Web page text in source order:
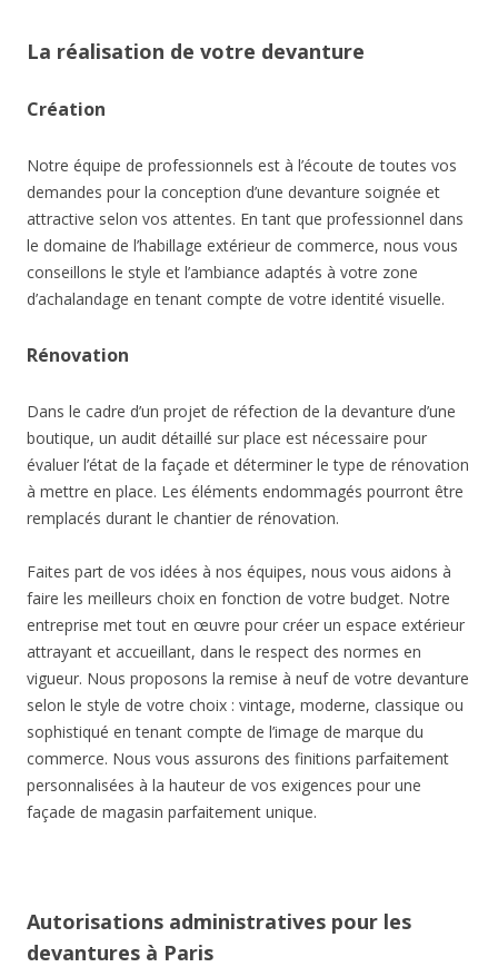
La réalisation de votre devanture
Création
Notre équipe de professionnels est à l’écoute de toutes vos
demandes pour la conception d’une devanture soignée et
attractive selon vos attentes. En tant que professionnel dans
le domaine de l’habillage extérieur de commerce, nous vous
conseillons le style et l’ambiance adaptés à votre zone
d’achalandage en tenant compte de votre identité visuelle.
Rénovation
Dans le cadre d’un projet de réfection de la devanture d’une
boutique, un audit détaillé sur place est nécessaire pour
évaluer l’état de la façade et déterminer le type de rénovation
à mettre en place. Les éléments endommagés pourront être
remplacés durant le chantier de rénovation.
Faites part de vos idées à nos équipes, nous vous aidons à
faire les meilleurs choix en fonction de votre budget. Notre
entreprise met tout en œuvre pour créer un espace extérieur
attrayant et accueillant, dans le respect des normes en
vigueur. Nous proposons la remise à neuf de votre devanture
selon le style de votre choix : vintage, moderne, classique ou
sophistiqué en tenant compte de l’image de marque du
commerce. Nous vous assurons des finitions parfaitement
personnalisées à la hauteur de vos exigences pour une
façade de magasin parfaitement unique.
Autorisations administratives pour les
devantures à Paris